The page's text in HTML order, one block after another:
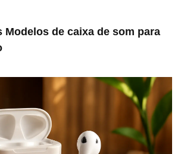
Modelos de caixa de som para